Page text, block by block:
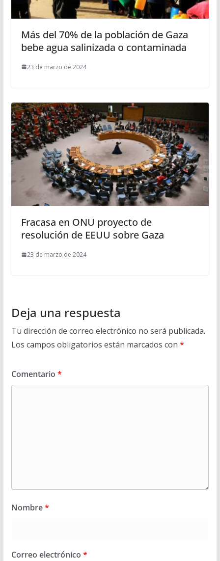
Más del 70% de la población de Gaza
bebe agua salinizada o contaminada
23 de marzo de 2024
Fracasa en ONU proyecto de
resolución de EEUU sobre Gaza
23 de marzo de 2024
Deja una respuesta
Tu dirección de correo electrónico no será publicada.
Los campos obligatorios están marcados con *
Comentario *
Nombre*
Correo electrónico *